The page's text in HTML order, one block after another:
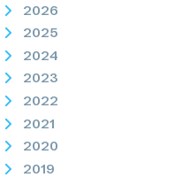
2026
2025
2024
2023
2022
2021
2020
2019